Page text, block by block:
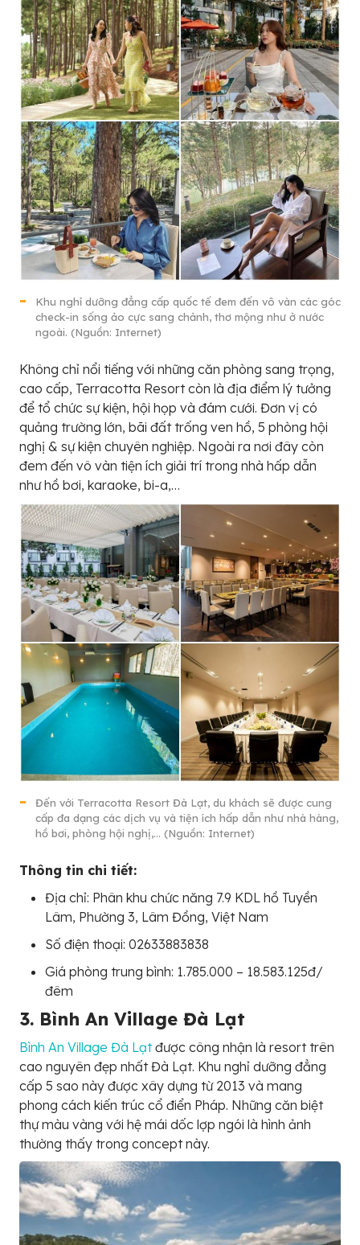
Khu nghỉ dưỡng đẳng cấp quốc tế đem đến vô vàn các góc
check-in sống ảo cực sang chảnh, thơ mộng như ở nước
ngoài. (Nguồn: Internet)
Không chỉ nổi tiếng với những căn phòng sang trọng,
cao cấp, Terracotta Resort còn là địa điểm lý tưởng
để tổ chức sự kiện, hội họp và đám cưới. Đơn vị có
quảng trường lớn, bãi đất trống ven hồ, 5 phòng hội
nghị & sự kiện chuyên nghiệp. Ngoài ra nơi đây còn
đem đến vô vàn tiện ích giải trí trong nhà hấp dẫn
như hồ bơi, karaoke, bi-a,…
Đến với Terracotta Resort Đà Lạt, du khách sẽ được cung
cấp đa dạng các dịch vụ và tiện ích hấp dẫn như nhà hàng,
hồ bơi, phòng hội nghị,… (Nguồn: Internet)
Thông tin chi tiết:
Địa chỉ: Phân khu chức năng 7.9 KDL hồ Tuyền
Lâm, Phường 3, Lâm Đồng, Việt Nam
Số điện thoại: 02633883838
Giá phòng trung bình: 1.785.000 – 18.583.125đ/
đêm
3. Bình An Village Đà Lạt
Bình An Village Đà Lạtđược công nhận là resort trên
cao nguyên đẹp nhất Đà Lạt. Khu nghỉ dưỡng đẳng
cấp 5 sao này được xây dựng từ 2013 và mang
phong cách kiến trúc cổ điển Pháp. Những căn biệt
thự màu vàng với hệ mái dốc lợp ngói là hình ảnh
thường thấy trong concept này.